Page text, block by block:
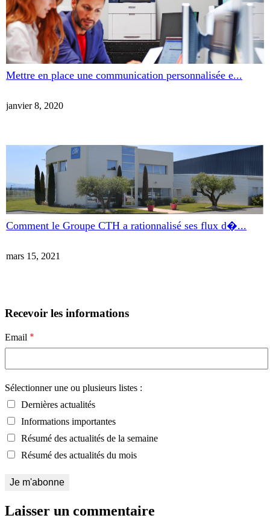
Mettre en place une communication personnalisée e...
janvier 8, 2020
Comment le Groupe CTH a rationnalisé ses flux d�...
mars 15, 2021
Recevoir les informations
Email *
Sélectionner une ou plusieurs listes :
Dernières actualités
Informations importantes
Résumé des actualités de la semaine
Résumé des actualités du mois
Laisser un commentaire